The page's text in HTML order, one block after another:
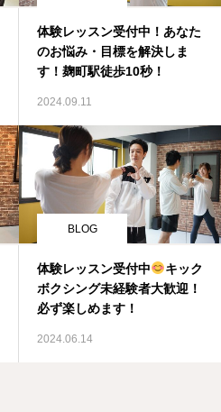
体験レッスン受付中！あなた
のお悩み・目標を解決しま
す！麹町駅徒歩10秒！
2024.09.11
BLOG
体験レッスン受付中
キック
ボクシング未経験者大歓迎！
必ず楽しめます！
2024.06.14